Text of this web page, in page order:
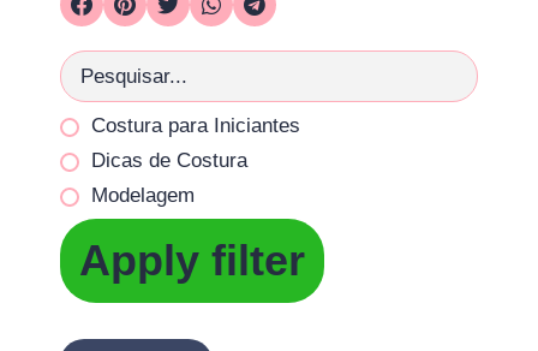
Costura para Iniciantes
Dicas de Costura
Modelagem
Apply filter